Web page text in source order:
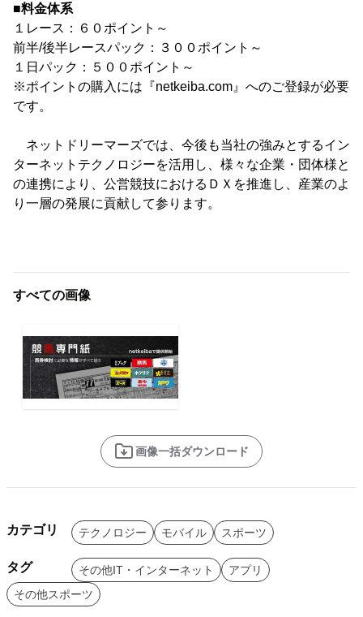
■料金体系
１レース：６０ポイント～
前半/後半レースパック：３００ポイント～
１日パック：５００ポイント～
※ポイントの購入には『netkeiba.com』へのご登録が必要
です。
ネットドリーマーズでは、今後も当社の強みとするイン
ターネットテクノロジーを活用し、様々な企業・団体様と
の連携により、公営競技におけるＤＸを推進し、産業のよ
り一層の発展に貢献して参ります。
すべての画像
画像一括ダウンロード
カテゴリ テクノロジー モバイル スポーツ
タグ その他IT・インターネット
アプリ
その他スポーツ